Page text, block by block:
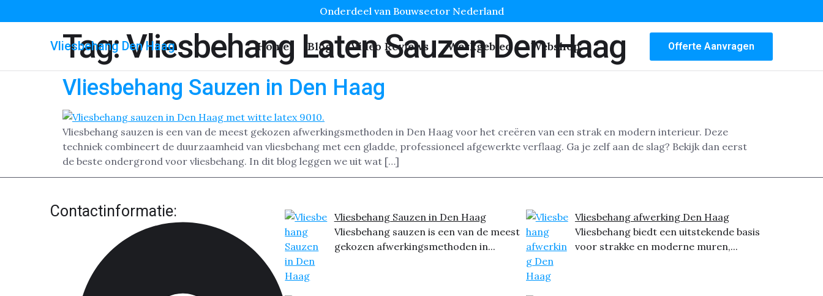
Onderdeel van Bouwsector Nederland
Vliesbehang Den Haag Home Blog Video Reviews Werkgebied Webshop Offerte Aanvragen
Tag:Vliesbehang Laten Sauzen Den Haag
Vliesbehang Sauzen in Den Haag
Vliesbehang sauzen is een van de meest gekozen afwerkingsmethoden in Den Haag voor het creëren van een strak en modern interieur. Deze
techniek combineert de duurzaamheid van vliesbehang met een gladde, professioneel afgewerkte verflaag. Ga je zelf aan de slag? Bekijk dan eerst
de beste ondergrond voor vliesbehang. In dit blog leggen we uit wat […]
Contactinformatie:
Vliesbehang Sauzen in Den Haag
Vliesbehang sauzen is een van de meest
gekozen afwerkingsmethoden in...
Vliesbehang afwerking Den Haag
Vliesbehang biedt een uitstekende basis
voor strakke en moderne muren,...